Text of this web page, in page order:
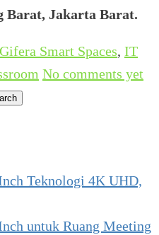
Barat, Jakarta Barat.
Gifera Smart Spaces, IT
No comments yet
Teknologi 4K UHD,
untuk Ruang Meeting